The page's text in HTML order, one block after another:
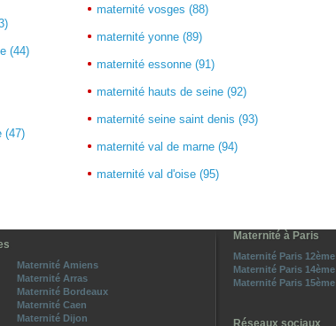
(44)
(47)
maternité vosges (88)
maternité yonne (89)
maternité essonne (91)
maternité hauts de seine (92)
maternité seine saint denis (93)
maternité val de marne (94)
maternité val d'oise (95)
Maternité Amiens
Maternité Arras
Maternité Bordeaux
Maternité Caen
Maternité Dijon
Maternité à Paris
Maternité Paris 12ème
Maternité Paris 14ème
Maternité Paris 15ème
Réseaux sociaux